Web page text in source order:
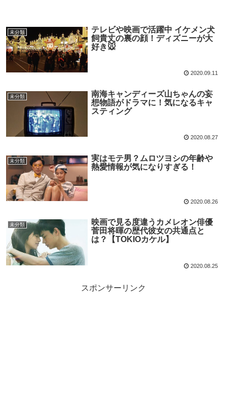
未分類
テレビや映画で活躍中 イケメン犬
飼貴丈の裏の顔！ディズニーが大
好き🐭
2020.09.11
未分類
南海キャンディーズ山ちゃんの妄
想物語がドラマに！気になるキャ
スティング
2020.08.27
未分類
実はモテ男？ムロツヨシの年齢や
熱愛情報が気になりすぎる！
2020.08.26
未分類
映画で見る度違うカメレオン俳優
菅田将暉の歴代彼女の共通点と
は？【TOKIOカケル】
2020.08.25
スポンサーリンク